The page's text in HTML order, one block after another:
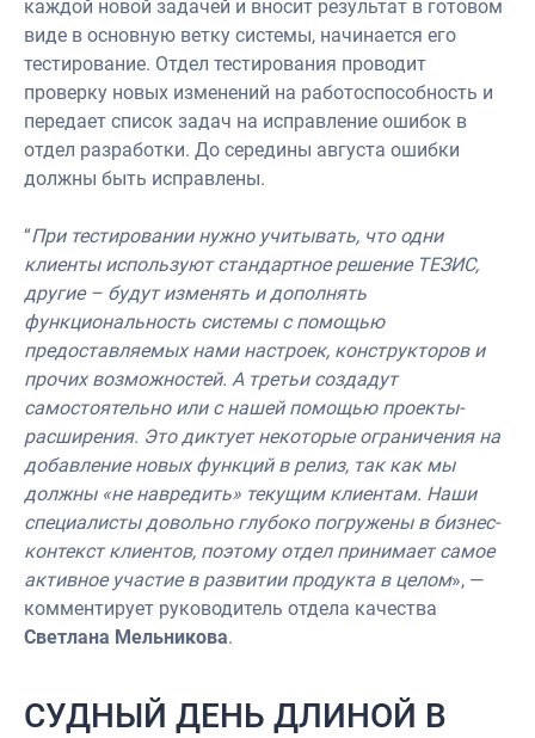
каждой новой задачей и вносит результат в готовом
виде в основную ветку системы, начинается его
тестирование. Отдел тестирования проводит
проверку новых изменений на работоспособность и
передает список задач на исправление ошибок в
отдел разработки. До середины августа ошибки
должны быть исправлены.
“При тестировании нужно учитывать, что одни
клиенты используют стандартное решение ТЕЗИС,
другие – будут изменять и дополнять
функциональность системы с помощью
предоставляемых нами настроек, конструкторов и
прочих возможностей. А третьи создадут
самостоятельно или с нашей помощью проекты-
расширения. Это диктует некоторые ограничения на
добавление новых функций в релиз, так как мы
должны «не навредить» текущим клиентам. Наши
специалисты довольно глубоко погружены в бизнес-
контекст клиентов, поэтому отдел принимает самое
активное участие в развитии продукта в целом», —
комментирует руководитель отдела качества
Светлана Мельникова.
СУДНЫЙ ДЕНЬ ДЛИНОЙ В